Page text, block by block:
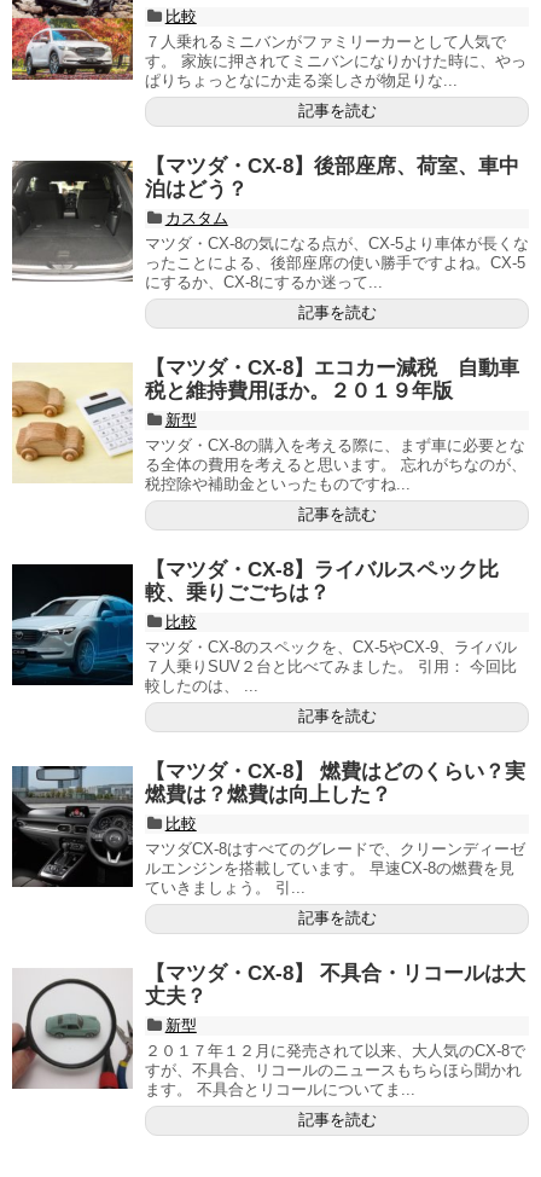
比較
７人乗れるミニバンがファミリーカーとして人気で
す。 家族に押されてミニバンになりかけた時に、やっ
ぱりちょっとなにか走る楽しさが物足りな...
記事を読む
【マツダ・CX-8】後部座席、荷室、車中
泊はどう？
カスタム
マツダ・CX-8の気になる点が、CX-5より車体が長くな
ったことによる、後部座席の使い勝手ですよね。CX-5
にするか、CX-8にするか迷って...
記事を読む
【マツダ・CX-8】エコカー減税 自動車
税と維持費用ほか。２０１９年版
新型
マツダ・CX-8の購入を考える際に、まず車に必要とな
る全体の費用を考えると思います。 忘れがちなのが、
税控除や補助金といったものですね...
記事を読む
【マツダ・CX-8】ライバルスペック比
較、乗りごごちは？
比較
マツダ・CX-8のスペックを、CX-5やCX-9、ライバル
７人乗りSUV２台と比べてみました。 引用： 今回比
較したのは、 ...
記事を読む
【マツダ・CX-8】 燃費はどのくらい？実
燃費は？燃費は向上した？
比較
マツダCX-8はすべてのグレードで、クリーンディーゼ
ルエンジンを搭載しています。 早速CX-8の燃費を見
ていきましょう。 引...
記事を読む
【マツダ・CX-8】 不具合・リコールは大
丈夫？
新型
２０１７年１２月に発売されて以来、大人気のCX-8で
すが、不具合、リコールのニュースもちらほら聞かれ
ます。 不具合とリコールについてま...
記事を読む